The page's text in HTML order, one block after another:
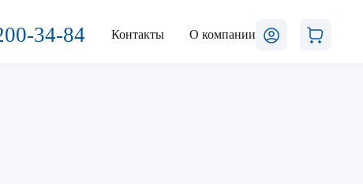
34-84 Контакты О компании